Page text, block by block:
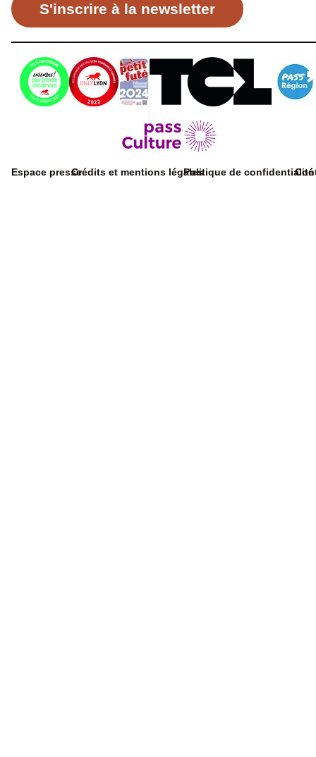
S'inscrire à la newsletter
Espace presseCrédits et mentions légalesPolitique de confidentialité